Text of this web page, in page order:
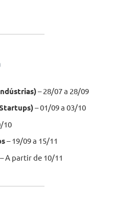
– 28/07 a 28/09
– 01/09 a 03/10
10
– 19/09 a 15/11
– A partir de 10/11